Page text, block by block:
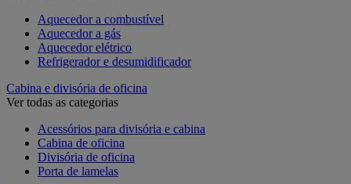
Aquecedor a combustível
Aquecedor a gás
Aquecedor elétrico
Refrigerador e desumidificador
Cabina e divisória de oficina
Ver todas as categorias
Acessórios para divisória e cabina
Cabina de oficina
Divisória de oficina
Porta de lamelas